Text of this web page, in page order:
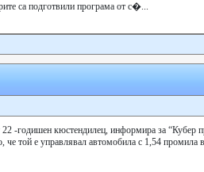
са подготвили програма от с�...
-годишен кюстендилец, информира за “Кубер
че той е управлявал автомобила с 1,54 промила